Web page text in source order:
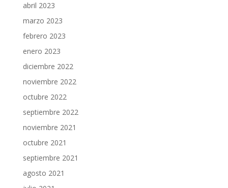
abril 2023
marzo 2023
febrero 2023
enero 2023
diciembre 2022
noviembre 2022
octubre 2022
septiembre 2022
noviembre 2021
octubre 2021
septiembre 2021
agosto 2021